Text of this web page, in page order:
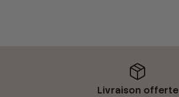
Livraison offerte